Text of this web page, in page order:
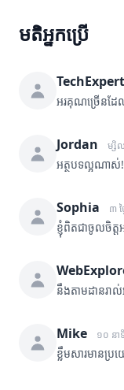
មតិអ្នកប្រើ
TechExpert
អរគុណច្រើនដែ
Jordan ម្សិ
អត្ថបទល្អណាស់
Sophia ៣ ថ្
ខ្ញុំពិតជាចូលចិត្
នឹងតាមដានរា
Mike ១០ នា
ខ្លឹមសារមានប្